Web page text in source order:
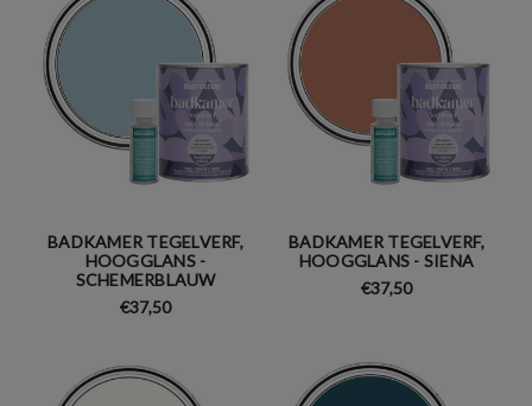
BADKAMER TEGELVERF,
HOOGGLANS -
SCHEMERBLAUW
€37,50
BADKAMER TEGELVERF,
HOOGGLANS - SIENA
€37,50